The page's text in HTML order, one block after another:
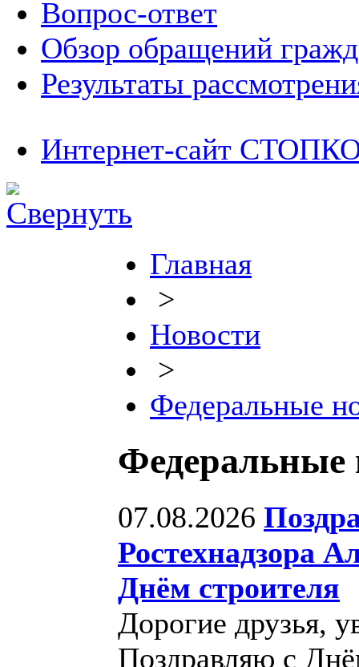
Вопрос-ответ
Обзор обращений
Результаты
Интернет-сайт
Главная
>
Новости
>
Федеральные
Федеральные
07.08.2026
Ростехнадзора
Днём строителя
Дорогие друзья,
Поздравляю с